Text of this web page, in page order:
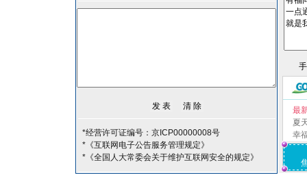
*经营许可证编号：京ICP00000008号
*《互联网电子公告服务管理规定》
*《全国人大常委会关于维护互联网安全的规定》
最
夏
幸